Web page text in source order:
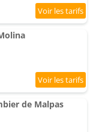
de Malpas